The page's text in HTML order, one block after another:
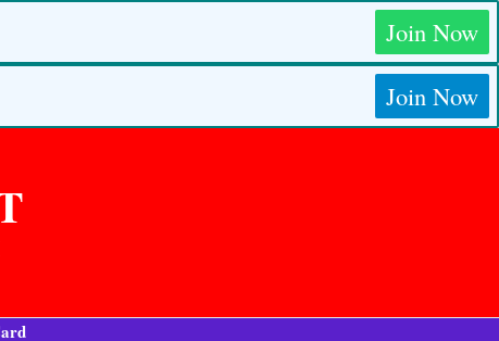
Join Now
Join Now